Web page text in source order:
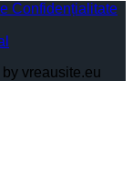
Confidențialitate
vreausite.eu